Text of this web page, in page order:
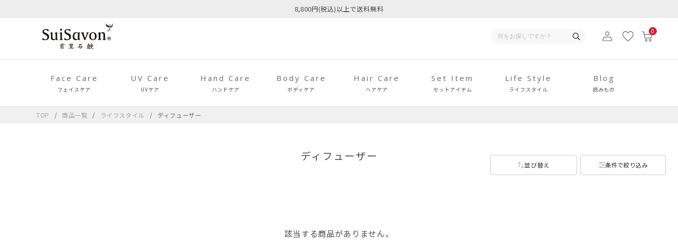
8,800円(税込)以上で送料無料
0
Face Care
フェイスケア
UV Care
UVケア
Hand Care
ハンドケア
Body Care
ボディケア
Hair Care
ヘアケア
Set Item
セットアイテム
Life Style
ライフスタイル
Blog
読みもの
TOP 商品一覧 ライフスタイル ディフューザー
ディフューザー
並び替え 条件で絞り込み
該当する商品がありません。